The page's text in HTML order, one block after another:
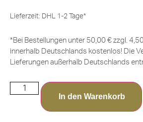
Lieferzeit: DHL 1-2 Tage*
*Bei Bestellungen unter 50,00 € zzgl.
innerhalb Deutschlands kostenlos! Die
Lieferungen außerhalb Deutschlands
In den Warenkorb